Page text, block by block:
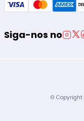
Siga-nos no
© Copyright